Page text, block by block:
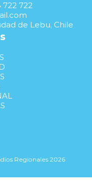
722
de Lebu, Chile
Regionales 2026